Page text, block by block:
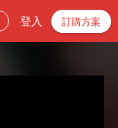
登入 訂購方案